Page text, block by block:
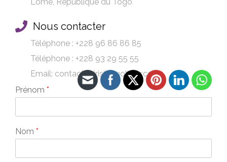
Nous contacter
Téléphone : +228 96 86 86 85
Téléphone : +228 93 29 55 55
Email: contact@ririsimmobilier.com
Prénom *
Nom *